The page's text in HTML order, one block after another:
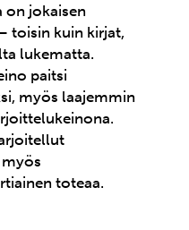
on jokaisen
toisin kuin kirjat,
lukematta.
paitsi
myös laajemmin
toteaa.